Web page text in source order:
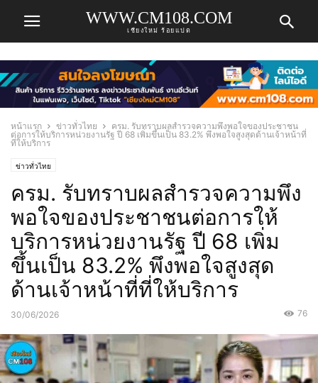
WWW.CM108.COM
เชียงใหม่ ร้อยแปด
หน้าแรก ข่าวทั่วไทย
ครม. รับทราบผลสำรวจความพึงพอใจของประชาชน
ต่อการให้บริการหน่วยงานรัฐ ปี 68 เพิ่มขึ้นเป็น 83.2% พึงพอใจสูงสุดด้านเจ้าหน้าที่
ที่ให้บริการ
ข่าวทั่วไทย
ครม. รับทราบผลสำรวจความพึง
พอใจของประชาชนต่อการให้
บริการหน่วยงานรัฐ ปี 68 เพิ่ม
ขึ้นเป็น 83.2% พึงพอใจสูงสุด
ด้านเจ้าหน้าที่ที่ให้บริการ
30/06/2026 76